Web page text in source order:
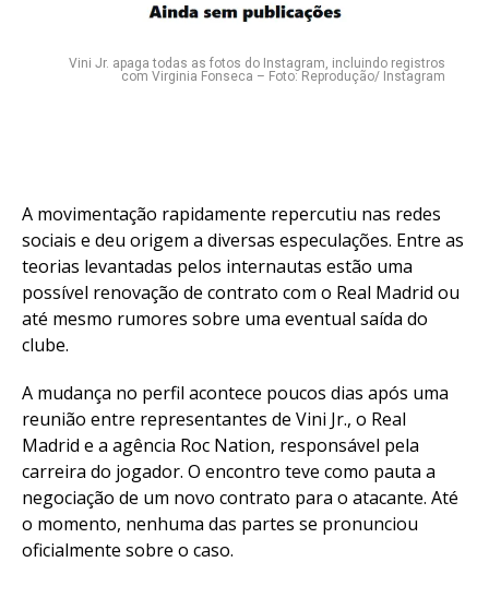
Vini Jr. apaga todas as fotos do Instagram, incluindo registros
com Virginia Fonseca – Foto: Reprodução/ Instagram
A movimentação rapidamente repercutiu nas redes
sociais e deu origem a diversas especulações. Entre as
teorias levantadas pelos internautas estão uma
possível renovação de contrato com o Real Madrid ou
até mesmo rumores sobre uma eventual saída do
clube.
A mudança no perfil acontece poucos dias após uma
reunião entre representantes de Vini Jr., o Real
Madrid e a agência Roc Nation, responsável pela
carreira do jogador. O encontro teve como pauta a
negociação de um novo contrato para o atacante. Até
o momento, nenhuma das partes se pronunciou
oficialmente sobre o caso.